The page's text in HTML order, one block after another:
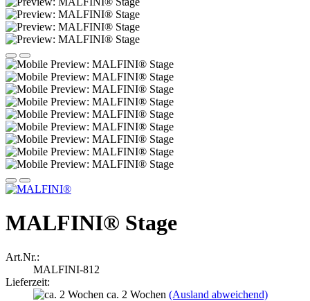
MALFINI® Stage
Art.Nr.:
MALFINI-812
Lieferzeit:
ca. 2 Wochen (Ausland abweichend)